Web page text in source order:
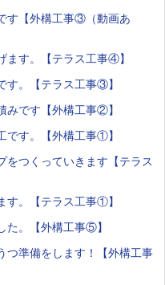
す【外構工事③（動画あ
ます。【テラス工事④】
す。【テラス工事③】
みです【外構工事②】
です。【外構工事①】
をつくっていきます【テラス
す。【テラス工事①】
た。【外構工事⑤】
つ準備をします！【外構工事